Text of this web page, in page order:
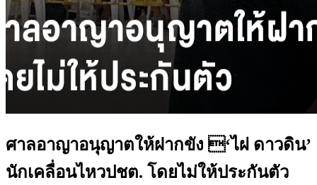
ศาลอาญาอนุญาตให้ฝากขัง ‘ไผ่ ดาวดิน’
นักเคลื่อนไหวปชต. โดยไม่ให้ประกันตัว